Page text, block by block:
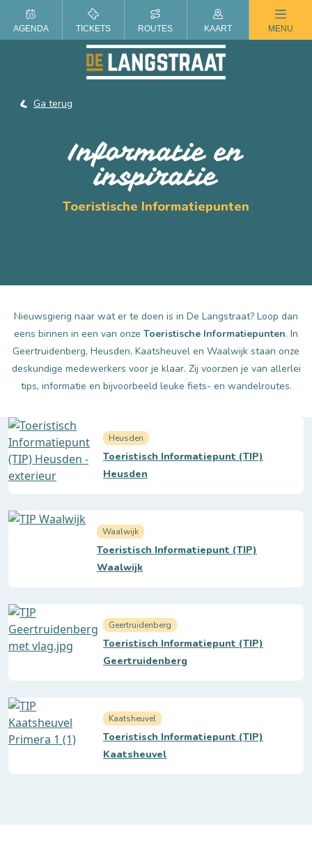
ZOMER IN DE LANGSTRAAT
Ga terug
Informatie en
inspiratie
Toeristische Informatiepunten
Nieuwsgierig naar wat er te doen is in De Langstraat? Loop dan
eens binnen in een van onze Toeristische Informatiepunten. In
Geertruidenberg, Heusden, Kaatsheuvel en Waalwijk staan onze
deskundige medewerkers voor je klaar. Zij voorzien je van allerlei
tips, informatie en bijvoorbeeld leuke fiets- en wandelroutes.
Heusden
Toeristisch Informatiepunt (TIP)
Heusden
Waalwijk
Toeristisch Informatiepunt (TIP)
Waalwijk
Geertruidenberg
Toeristisch Informatiepunt (TIP)
Geertruidenberg
Kaatsheuvel
Toeristisch Informatiepunt (TIP)
Kaatsheuvel
AGENDA TICKETS ROUTES KAART MENU